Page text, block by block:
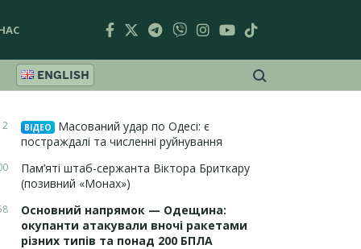
ENGLISH
ВІДЕО
Масований удар по Одесі: є
постраждалі та численні руйнування
Пам’яті штаб-сержанта Віктора Бриткару
(позивний «Монах»)
Основний напрямок — Одещина:
окупанти атакували вночі ракетами
різних типів та понад 200 БПЛА